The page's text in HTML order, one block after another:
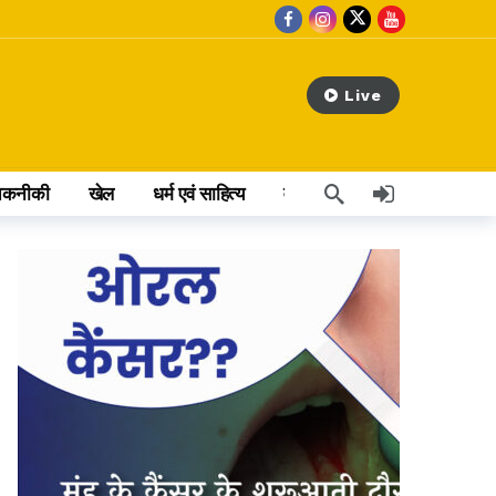
Live
खेल धर्म एवं साहित्य वेब स्टोरी अन्य खबर